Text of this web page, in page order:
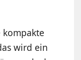
wird ein